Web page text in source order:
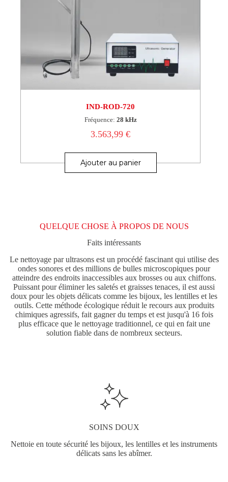
IND-ROD-720
Fréquence: 28 kHz
3.563,99€
Ajouter au panier
QUELQUE CHOSE À PROPOS DE NOUS
Faits intéressants
Le nettoyage par ultrasons est un procédé fascinant qui utilise des
ondes sonores et des millions de bulles microscopiques pour
atteindre des endroits inaccessibles aux brosses ou aux chiffons.
Puissant pour éliminer les saletés et graisses tenaces, il est aussi
doux pour les objets délicats comme les bijoux, les lentilles et les
outils. Cette méthode écologique réduit le recours aux produits
chimiques agressifs, fait gagner du temps et est jusqu'à 16 fois
plus efficace que le nettoyage traditionnel, ce qui en fait une
solution fiable dans de nombreux secteurs.
SOINS DOUX
Nettoie en toute sécurité les bijoux, les lentilles et les instruments
délicats sans les abîmer.